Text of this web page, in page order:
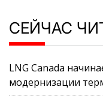
СЕЙЧАС
LNG Canada
модернизации